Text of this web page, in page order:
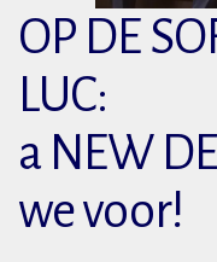
OP DE
LUC:
a NEW
we voor!